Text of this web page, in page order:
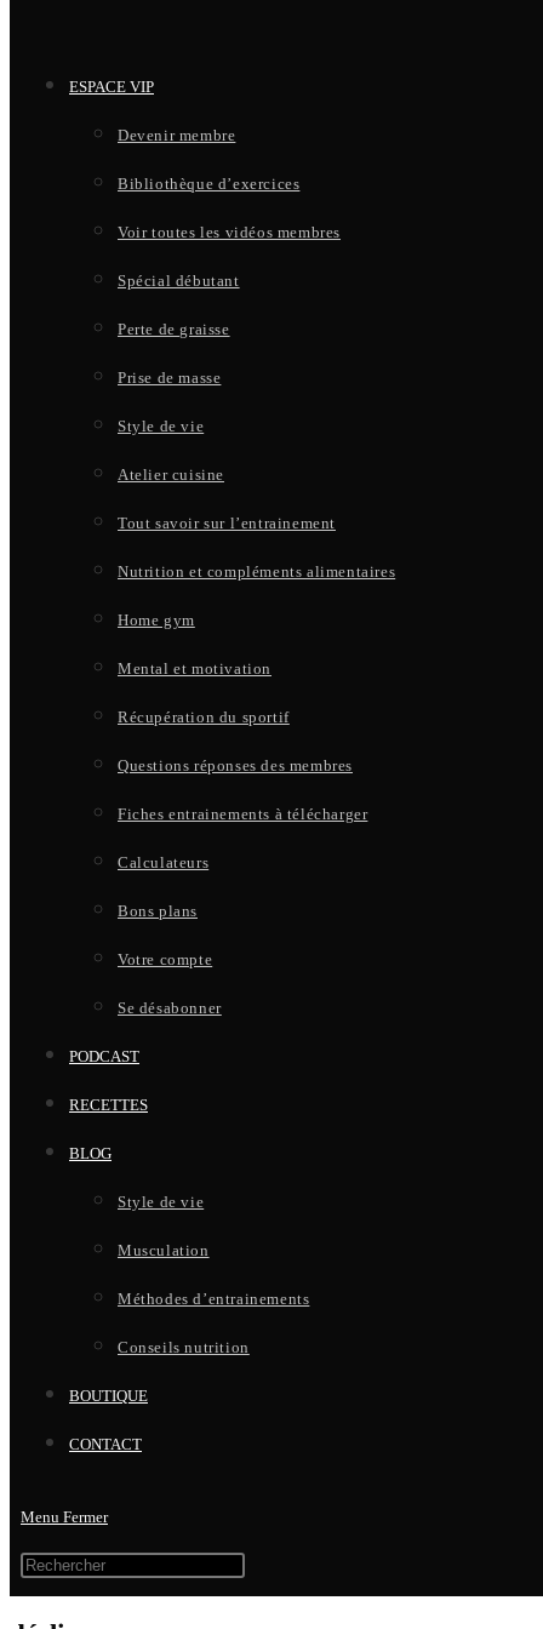
ESPACE VIP
Devenir membre
Bibliothèque d’exercices
Voir toutes les vidéos membres
Spécial débutant
Perte de graisse
Prise de masse
Style de vie
Atelier cuisine
Tout savoir sur l’entrainement
Nutrition et compléments alimentaires
Home gym
Mental et motivation
Récupération du sportif
Questions réponses des membres
Fiches entrainements à télécharger
Calculateurs
Bons plans
Votre compte
Se désabonner
PODCAST
RECETTES
BLOG
Style de vie
Musculation
Méthodes d’entrainements
Conseils nutrition
BOUTIQUE
CONTACT
Menu Fermer